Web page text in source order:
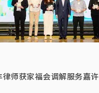
律师获家福会调解服务嘉许